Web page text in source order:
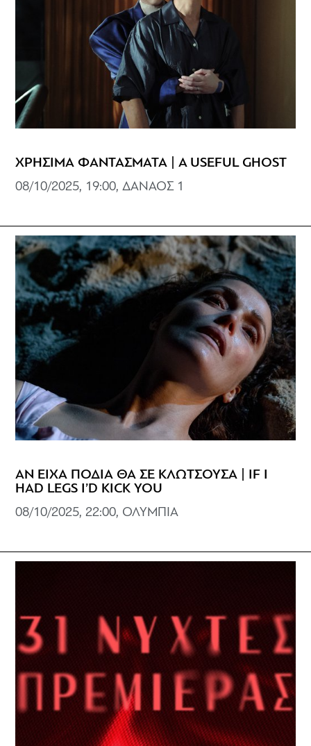
ΧΡΗΣΙΜΑ ΦΑΝΤΑΣΜΑΤΑ | A USEFUL GHOST
08/10/2025, 19:00, ΔΑΝΑΟΣ 1
ΑΝ ΕΙΧΑ ΠΟΔΙΑ ΘΑ ΣΕ ΚΛΩΤΣΟΥΣΑ | IF I
HAD LEGS I’D KICK YOU
08/10/2025, 22:00, ΟΛΥΜΠΙΑ